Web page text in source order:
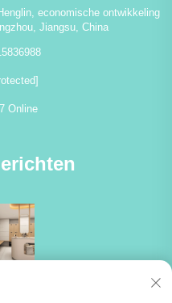
economische ontwikkeling
Jiangsu, China
Online